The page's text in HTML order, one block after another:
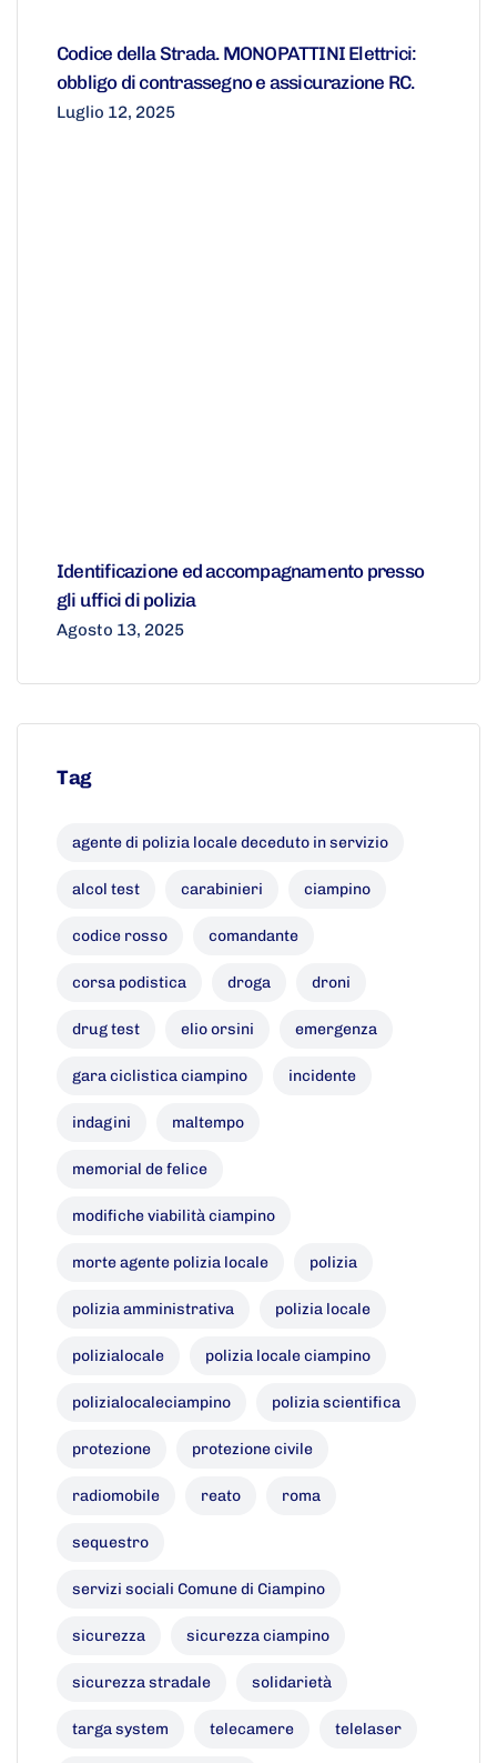
Codice della Strada. MONOPATTINI Elettrici:
obbligo di contrassegno e assicurazione RC.
Luglio 12, 2025
Identificazione ed accompagnamento presso
gli uffici di polizia
Agosto 13, 2025
Tag
agente di polizia locale deceduto in servizio
alcol test carabinieri ciampino
codice rosso comandante
corsa podistica droga droni
drug test elio orsini emergenza
gara ciclistica ciampino incidente
indagini maltempo
memorial de felice
modifiche viabilità ciampino
morte agente polizia locale polizia
polizia amministrativa polizia locale
polizialocale polizia locale ciampino
polizialocaleciampino polizia scientifica
protezione protezione civile
radiomobile reato roma
sequestro
servizi sociali Comune di Ciampino
sicurezza sicurezza ciampino
sicurezza stradale solidarietà
targa system telecamere telelaser